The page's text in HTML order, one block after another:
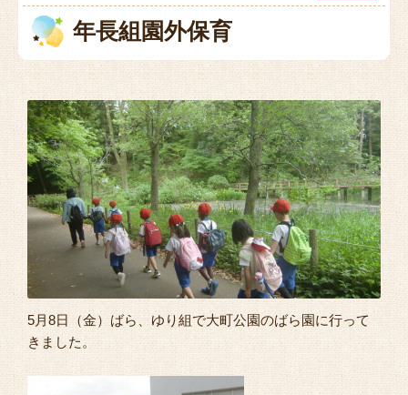
入園のご案内
園内施設・アクセス
よくあるご質問
年長組園外保育
5月8日（金）ばら、ゆり組で大町公園のばら園に行って
きました。